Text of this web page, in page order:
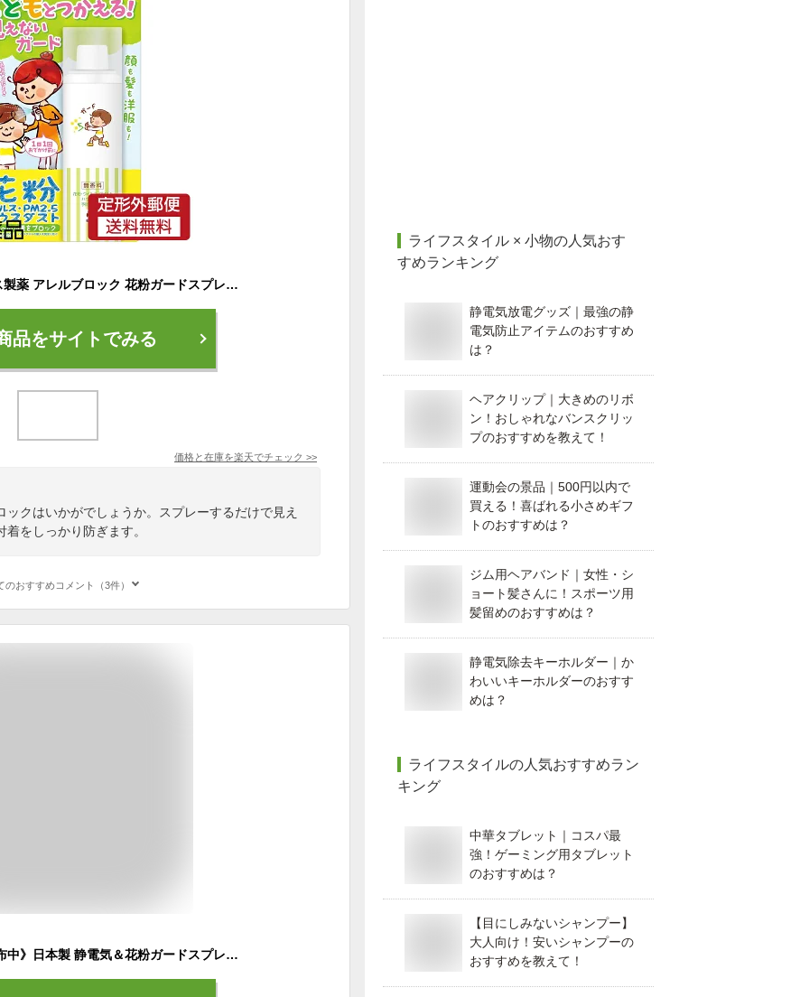
【定形外郵便】アース製薬 アレルブロック 花粉ガードスプレー こどもとつかえる (75ml) ＜花粉付着防止対策 子供用 花粉 ウイルス PM2.5 ハウスダスト＞【★】
品をサイトでみる
価格と在庫を楽天でチェック >>
クはいかがでしょうか。スプレーするだけで見え
をしっかり防ぎます。
のおすすめコメント（3件）
《2000円クーポン配布中》日本製 静電気＆花粉ガードスプレー 花粉やっつけ隊 静電気対策スプレー 外出 室内 洋服 コート 衣類 服 子供 花粉飛散 花粉除去 スプレー 静電気 花粉対策スプレー 衣類にひと吹き 花粉 バリア ガード 花粉除去 花粉 落とし 払う
ライフスタイル × 小物の人気おす
すめランキング
静電気放電グッズ｜最強の静
電気防止アイテムのおすすめ
は？
ヘアクリップ｜大きめのリボ
ン！おしゃれなバンスクリッ
プのおすすめを教えて！
運動会の景品｜500円以内で
買える！喜ばれる小さめギフ
トのおすすめは？
ジム用ヘアバンド｜女性・シ
ョート髪さんに！スポーツ用
髪留めのおすすめは？
静電気除去キーホルダー｜か
わいいキーホルダーのおすす
めは？
ライフスタイルの人気おすすめラン
キング
中華タブレット｜コスパ最
強！ゲーミング用タブレット
のおすすめは？
【目にしみないシャンプー】
大人向け！安いシャンプーの
おすすめを教えて！